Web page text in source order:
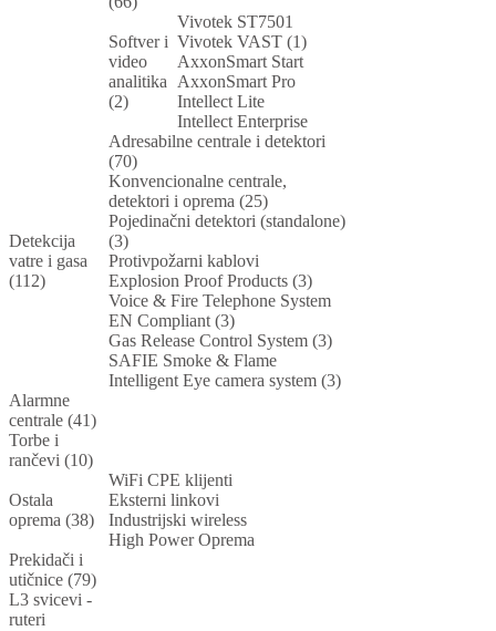
Softver i
video
analitika
(2)
Vivotek ST7501
Vivotek VAST (1)
AxxonSmart Start
AxxonSmart Pro
Intellect Lite
Intellect Enterprise
Detekcija
vatre i gasa
(112)
Adresabilne centrale i detektori
(70)
Konvencionalne centrale,
detektori i oprema (25)
Pojedinačni detektori (standalone)
(3)
Protivpožarni kablovi
Explosion Proof Products (3)
Voice & Fire Telephone System
EN Compliant (3)
Gas Release Control System (3)
SAFIE Smoke & Flame
Intelligent Eye camera system (3)
Alarmne
centrale (41)
Torbe i
rančevi (10)
Ostala
oprema (38)
WiFi CPE klijenti
Eksterni linkovi
Industrijski wireless
High Power Oprema
Prekidači i
utičnice (79)
L3 svicevi -
ruteri